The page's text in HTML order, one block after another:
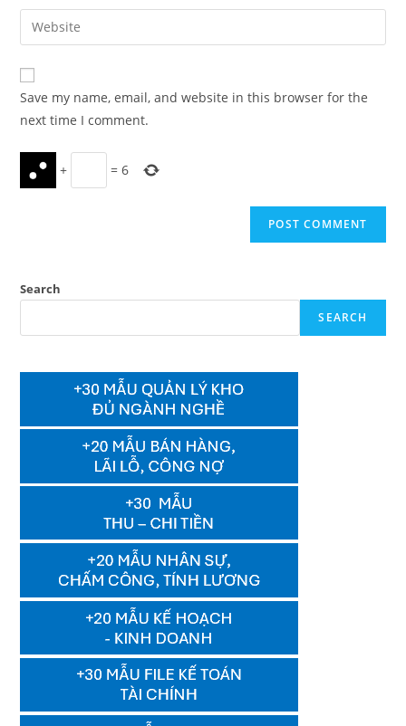
comment
email
address
comment
Enter
your
website
URL
(optional)
Save my name, email, and website in this browser for the
next time I comment.
+ =6
Search
SEARCH